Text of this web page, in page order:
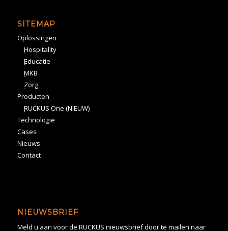
SITEMAP
Oplossingen
Hospitality
Educatie
MKB
Zorg
Producten
RUCKUS One (NIEUW)
Technologie
Cases
Nieuws
Contact
NIEUWSBRIEF
Meld u aan voor de RUCKUS nieuwsbrief door te mailen naar